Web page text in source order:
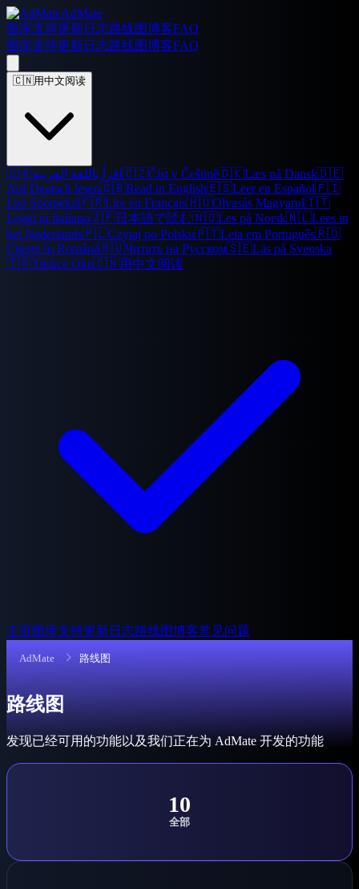
AdMate
图库支持更新日志路线图博客FAQ
图库支持更新日志路线图博客FAQ
🇨🇳用中文阅读
🇸🇦اقرأ باللغة العربية 🇨🇿Číst v Češtině🇩🇰Læs på Dansk🇩🇪
Auf Deutsch lesen🇬🇧Read in English🇪🇸Leer en Español🇫🇮
Lue Suomeksi🇫🇷Lire en Français🇭🇺Olvasás Magyarul🇮🇹
Leggi in Italiano🇯🇵日本語で読む🇳🇴Les på Norsk🇳🇱Lees in
het Nederlands🇵🇱Czytaj po Polsku🇵🇹Leia em Português🇷🇴
Citește în Română🇷🇺Читать на Русском🇸🇪Läs på Svenska
🇹🇷Türkçe Oku🇨🇳用中文阅读
主页图库支持更新日志路线图博客常见问题
AdMate 路线图
路线图
发现已经可用的功能以及我们正在为 AdMate 开发的功能
10
全部